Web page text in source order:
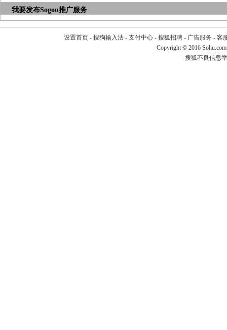
我要发布Sogou推广服务
设置首页- 搜狗输入法- 支付中心- 搜狐招聘- 广告服务 - 客
Copyright © 2016
搜狐不良信息